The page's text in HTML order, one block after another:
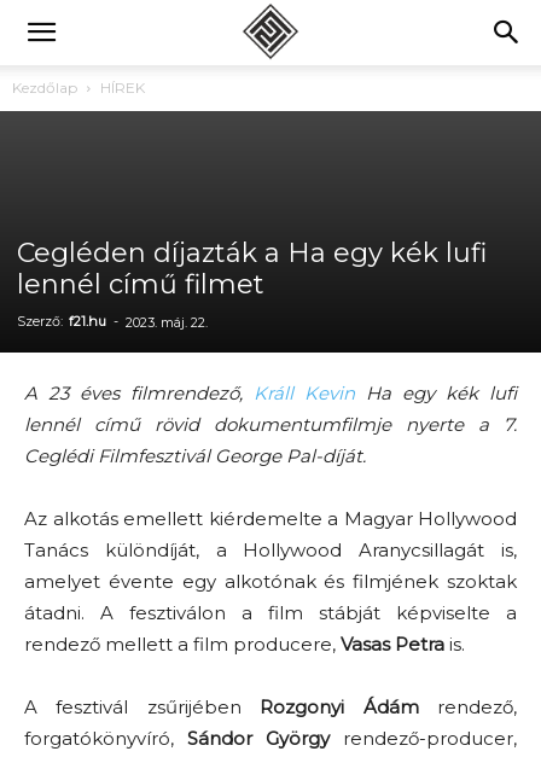
Kezdőlap HÍREK
Cegléden díjazták a Ha egy kék lufi
lennél című filmet
Szerző: f21.hu - 2023. máj. 22.
A 23 éves filmrendező, Králl Kevin Ha egy kék lufi
lennél című rövid dokumentumfilmje nyerte a 7.
Ceglédi Filmfesztivál George Pal-díját.
Az alkotás emellett kiérdemelte a Magyar Hollywood
Tanács különdíját, a Hollywood Aranycsillagát is,
amelyet évente egy alkotónak és filmjének szoktak
átadni. A fesztiválon a film stábját képviselte a
rendező mellett a film producere, Vasas Petra is.
A fesztivál zsűrijében Rozgonyi Ádámrendező,
forgatókönyvíró, Sándor Györgyrendező-producer,